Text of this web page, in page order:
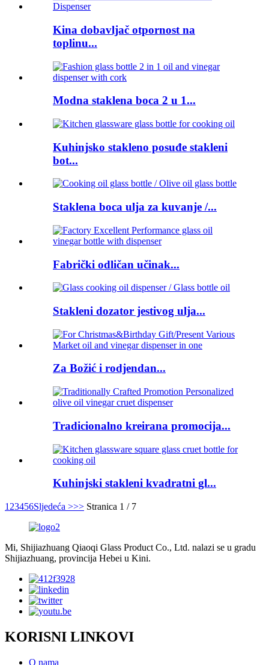
Kina dobavljač otpornost na
toplinu...
Modna staklena boca 2 u 1...
Kuhinjsko stakleno posuđe stakleni
bot...
Staklena boca ulja za kuvanje /...
Fabrički odličan učinak...
Stakleni dozator jestivog ulja...
Za Božić i rodjendan...
Tradicionalno kreirana promocija...
Kuhinjski stakleni kvadratni gl...
1 23456Sljedeća >>> Stranica 1 / 7
Mi, Shijiazhuang Qiaoqi Glass Product Co., Ltd. nalazi se u gradu
Shijiazhuang, provincija Hebei u Kini.
KORISNI LINKOVI
O nama